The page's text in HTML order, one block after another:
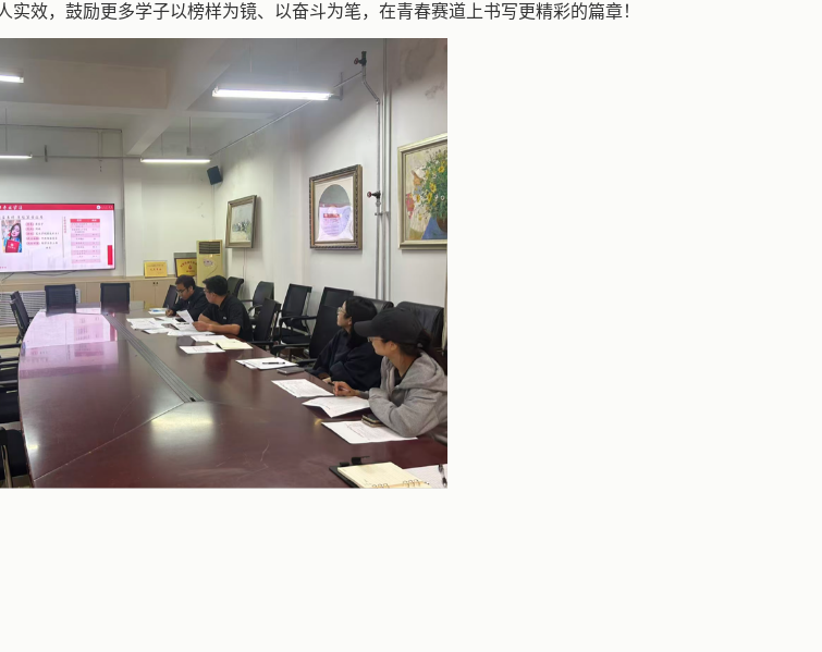
效，鼓励更多学子以榜样为镜、以奋斗为笔，在青春赛道上书写更精彩的篇章！